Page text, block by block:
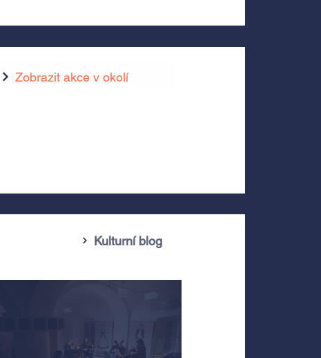
Zobrazit akce v okolí
Kulturní blog